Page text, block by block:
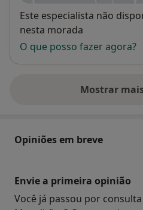
Disponibilidade
Este especialista não
nesta morada
O que posso fazer agora?
Mostrar
Opiniões em breve
Envie a primeira opinião
Você já passou por consulta